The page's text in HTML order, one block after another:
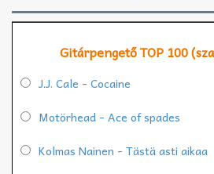
Gitárpengető TOP 100
J.J. Cale - Cocaine
Motörhead - Ace of spades
Kolmas Nainen - Tästä asti aikaa